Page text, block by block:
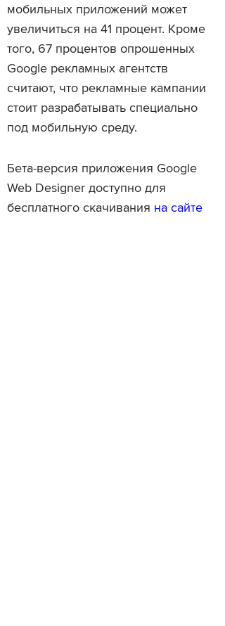
мобильных приложений может
увеличиться на 41 процент. Кроме
того, 67 процентов опрошенных
Google рекламных агентств
считают, что рекламные кампании
стоит разрабатывать специально
под мобильную среду.
Бета-версия приложения Google
Web Designer доступно для
бесплатного скачивания на сайте